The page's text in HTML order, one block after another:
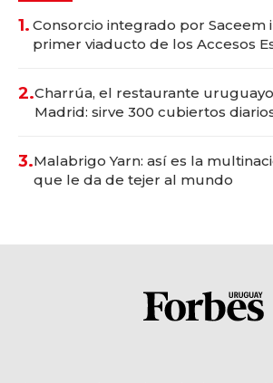
1. Consorcio integrado por Saceem
primer viaducto de los Accesos
2.Charrúa, el restaurante
Madrid: sirve 300 cubiertos
3.Malabrigo Yarn: así es la
que le da de tejer al mundo